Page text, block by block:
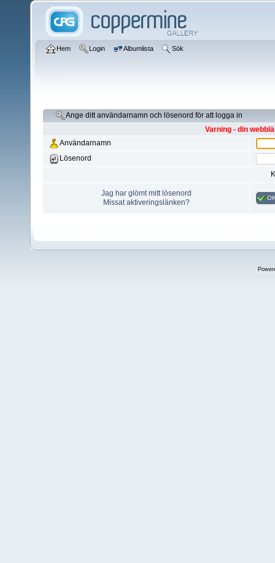
Hem Login Albumlista Sök
Ange ditt användarnamn och lösenord för att logga in
Varning - din
Användarnamn
Lösenord
Jag har glömt mitt lösenord
Missat aktiveringslänken?